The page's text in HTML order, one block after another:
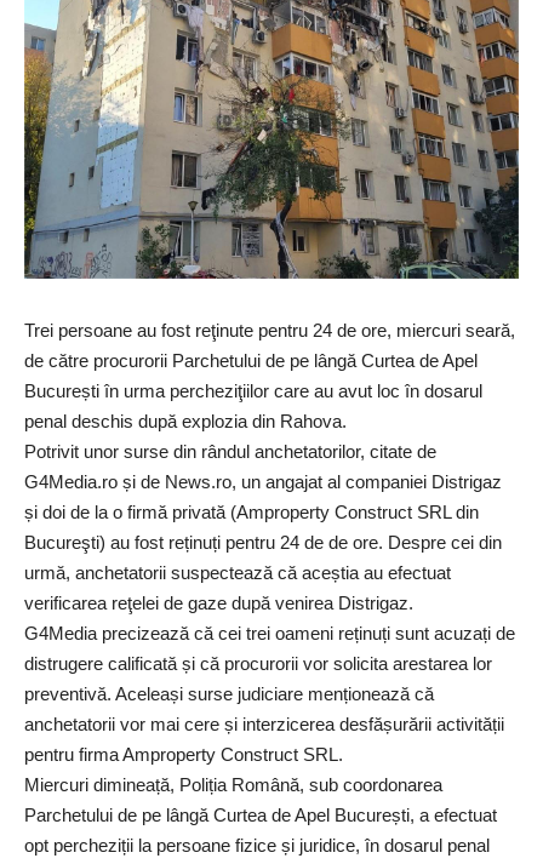
Trei persoane au fost reţinute pentru 24 de ore, miercuri seară,
de către procurorii Parchetului de pe lângă Curtea de Apel
București în urma percheziţiilor care au avut loc în dosarul
penal deschis după explozia din Rahova.
Potrivit unor surse din rândul anchetatorilor, citate de
G4Media.ro și de News.ro, un angajat al companiei Distrigaz
și doi de la o firmă privată (Amproperty Construct SRL din
Bucureşti) au fost reținuți pentru 24 de de ore. Despre cei din
urmă, anchetatorii suspectează că aceștia au efectuat
verificarea reţelei de gaze după venirea Distrigaz.
G4Media precizează că cei trei oameni reținuți sunt acuzați de
distrugere calificată și că procurorii vor solicita arestarea lor
preventivă. Aceleași surse judiciare menționează că
anchetatorii vor mai cere și interzicerea desfășurării activității
pentru firma Amproperty Construct SRL.
Miercuri dimineață, Poliția Română, sub coordonarea
Parchetului de pe lângă Curtea de Apel București, a efectuat
opt percheziții la persoane fizice și juridice, în dosarul penal